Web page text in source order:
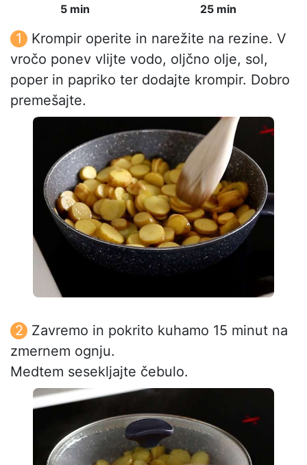
5 min
25 min
Krompir operite in narežite na rezine. V
vročo ponev vlijte vodo, oljčno olje, sol,
poper in papriko ter dodajte krompir. Dobro
premešajte.
Zavremo in pokrito kuhamo 15 minut na
zmernem ognju.
Medtem sesekljajte čebulo.